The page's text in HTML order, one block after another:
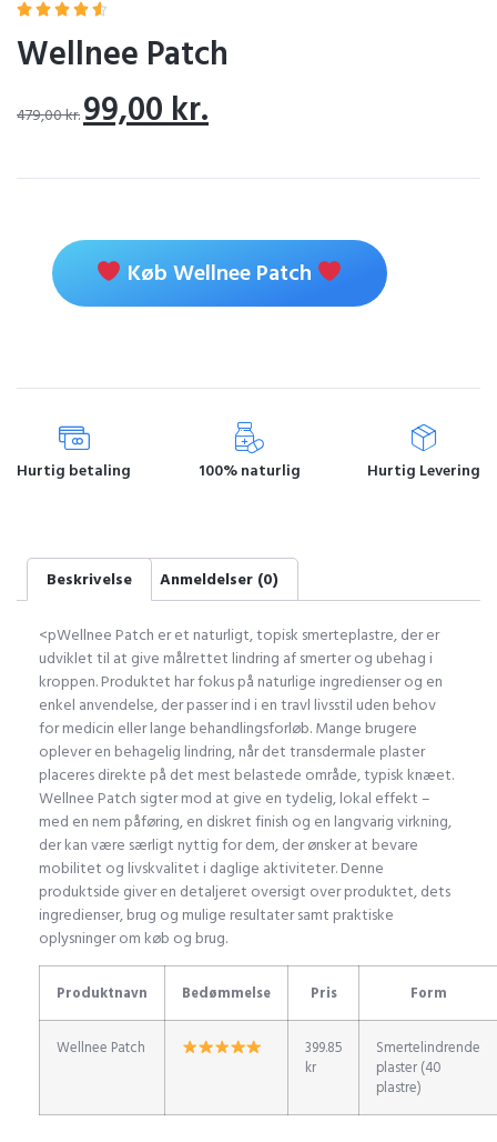
    
Wellnee Patch
479,00kr.99,00kr.
Køb Wellnee Patch
Hurtig betaling 100% naturlig Hurtig Levering
Beskrivelse Anmeldelser (0)
<pWellnee Patch er et naturligt, topisk smerteplastre, der er
udviklet til at give målrettet lindring af smerter og ubehag i
kroppen. Produktet har fokus på naturlige ingredienser og en
enkel anvendelse, der passer ind i en travl livsstil uden behov
for medicin eller lange behandlingsforløb. Mange brugere
oplever en behagelig lindring, når det transdermale plaster
placeres direkte på det mest belastede område, typisk knæet.
Wellnee Patch sigter mod at give en tydelig, lokal effekt –
med en nem påføring, en diskret finish og en langvarig virkning,
der kan være særligt nyttig for dem, der ønsker at bevare
mobilitet og livskvalitet i daglige aktiviteter. Denne
produktside giver en detaljeret oversigt over produktet, dets
ingredienser, brug og mulige resultater samt praktiske
oplysninger om køb og brug.
Produktnavn Bedømmelse Pris Form
Wellnee Patch
399.85
kr
Smertelindrende
plaster (40
plastre)